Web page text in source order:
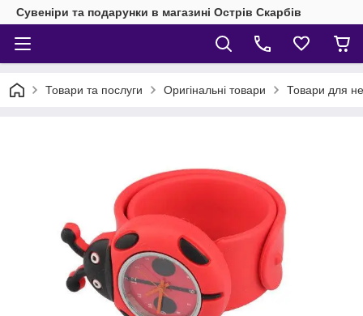
Сувеніри та подарунки в магазині Острів Скарбів
Товари та послуги Оригінальні товари Товари для